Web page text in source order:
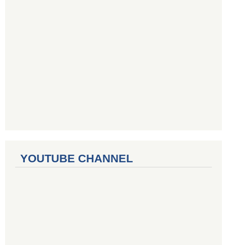
YOUTUBE CHANNEL